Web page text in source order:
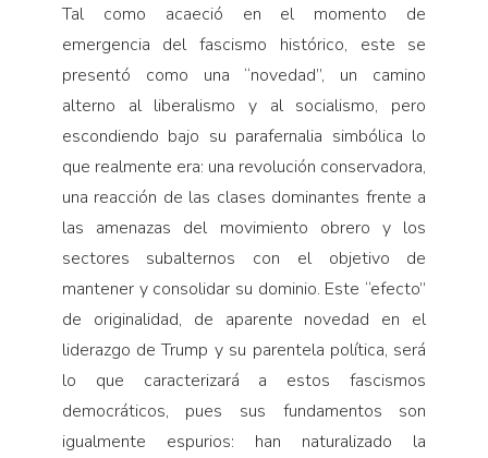
Tal como acaeció en el momento de
emergencia del fascismo histórico, este se
presentó como una “novedad”, un camino
alterno al liberalismo y al socialismo, pero
escondiendo bajo su parafernalia simbólica lo
que realmente era: una revolución conservadora,
una reacción de las clases dominantes frente a
las amenazas del movimiento obrero y los
sectores subalternos con el objetivo de
mantener y consolidar su dominio. Este “efecto”
de originalidad, de aparente novedad en el
liderazgo de Trump y su parentela política, será
lo que caracterizará a estos fascismos
democráticos, pues sus fundamentos son
igualmente espurios: han naturalizado la